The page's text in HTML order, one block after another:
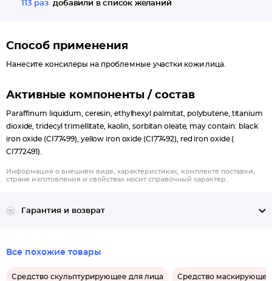
113 раз добавили в список желаний
Способ применения
Нанесите консилеры на проблемные участки кожи лица.
Активные компоненты / состав
Paraffinum liquidum, ceresin, ethylhexyl palmitat, polybutene, titanium
dioxide, tridecyl trimellitate, kaolin, sorbitan oleate, may contain: black
iron oxide (CI77499), yellow iron oxide (CI77492), red iron oxide (
CI772491).
Информация о внешнем виде, характеристиках, комплекте поставки,
стране изготовления и свойствах носит справочный характер.
Гарантия и возврат
Все похожие товары
Средство скульптурирующее для лица Средство